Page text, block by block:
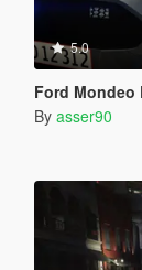
5.0
Ford Mondeo
By asser90